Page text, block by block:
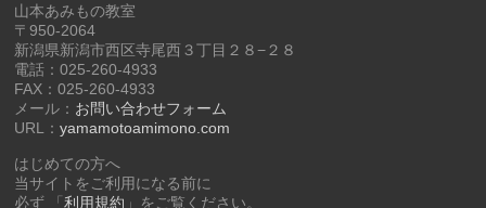
山本あみもの教室
〒950-2064
新潟県新潟市西区寺尾西３丁目２８−２８
電話：025-260-4933
FAX：025-260-4933
メール： お問い合わせフォーム
URL：yamamotoamimono.com
はじめての方へ
当サイトをご利用になる前に
必ず 「利用規約 」をご覧ください。